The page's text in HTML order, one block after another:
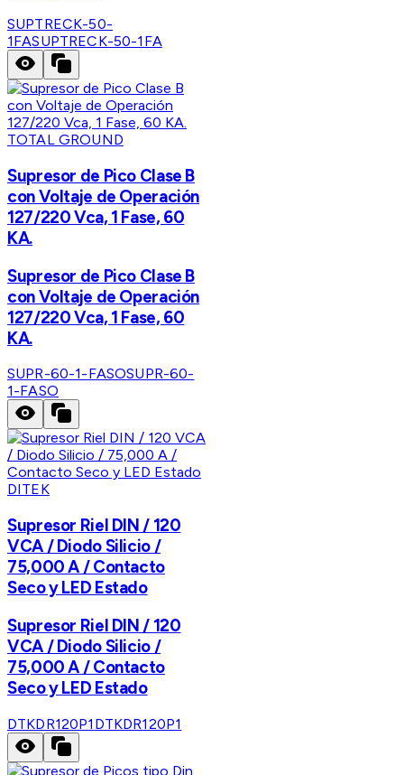
SUPTRECK-50-
1FASUPTRECK-50-1FA
TOTAL GROUND
Supresor de Pico Clase B
con Voltaje de Operación
127/220 Vca, 1 Fase, 60
KA.
Supresor de Pico Clase B
con Voltaje de Operación
127/220 Vca, 1 Fase, 60
KA.
SUPR-60-1-FASOSUPR-60-
1-FASO
DITEK
Supresor Riel DIN / 120
VCA / Diodo Silicio /
75,000 A / Contacto
Seco y LED Estado
Supresor Riel DIN / 120
VCA / Diodo Silicio /
75,000 A / Contacto
Seco y LED Estado
DTKDR120P1 DTKDR120P1